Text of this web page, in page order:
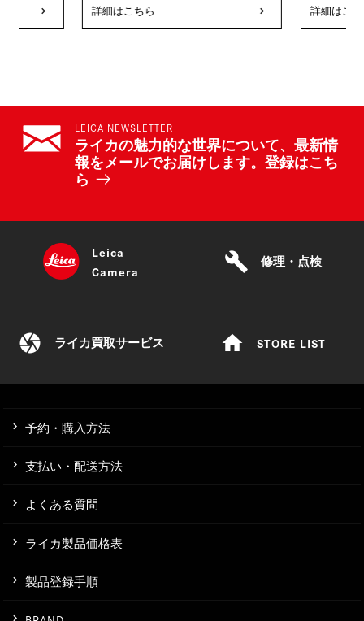
keyboard_arrow_right 詳細はこちら keyboard_arrow_right 詳細はこ
LEICA NEWSLETTER
ライカの魅力的な世界について、最新情
報をメールでお届けします。登録はこち
ら
Leica
Camera
build 修理・点検
camera ライカ買取サービス home STORE LIST
予約・購入方法
支払い・配送方法
よくある質問
ライカ製品価格表
製品登録手順